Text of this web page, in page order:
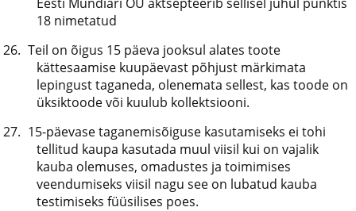
18 nimetatud
Teil on õigus 15 päeva jooksul alates toote
kättesaamise kuupäevast põhjust märkimata
lepingust taganeda, olenemata sellest, kas toode on
üksiktoode või kuulub kollektsiooni.
15-päevase taganemisõiguse kasutamiseks ei tohi
tellitud kaupa kasutada muul viisil kui on vajalik
kauba olemuses, omadustes ja toimimises
veendumiseks viisil nagu see on lubatud kauba
testimiseks füüsilises poes.